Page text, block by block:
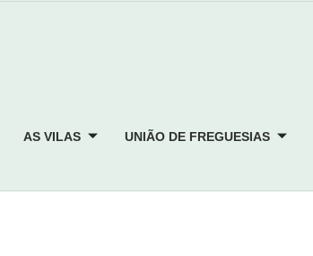
AS VILAS UNIÃO DE FREGUESIAS